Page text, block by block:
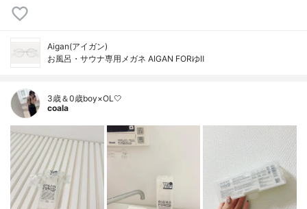
Aigan(アイガン)
お風呂・サウナ専用メガネ AIGAN FORゆⅡ
3歳＆0歳boy×OL🤍
coala